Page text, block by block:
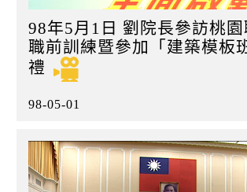
98年5月1日 劉院長參訪桃
職前訓練暨參加「建築模板
禮
98-05-01